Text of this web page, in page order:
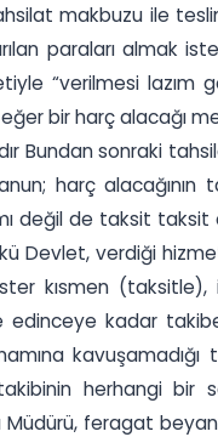
makbuzu ile
paraları almak
“verilmesi lazım
bir harç alacağı
Bundan sonraki
harç
değil de taksit
Devlet, verdiği
kısmen (taksitle),
edinceye kadar
herhangi bir
feragat